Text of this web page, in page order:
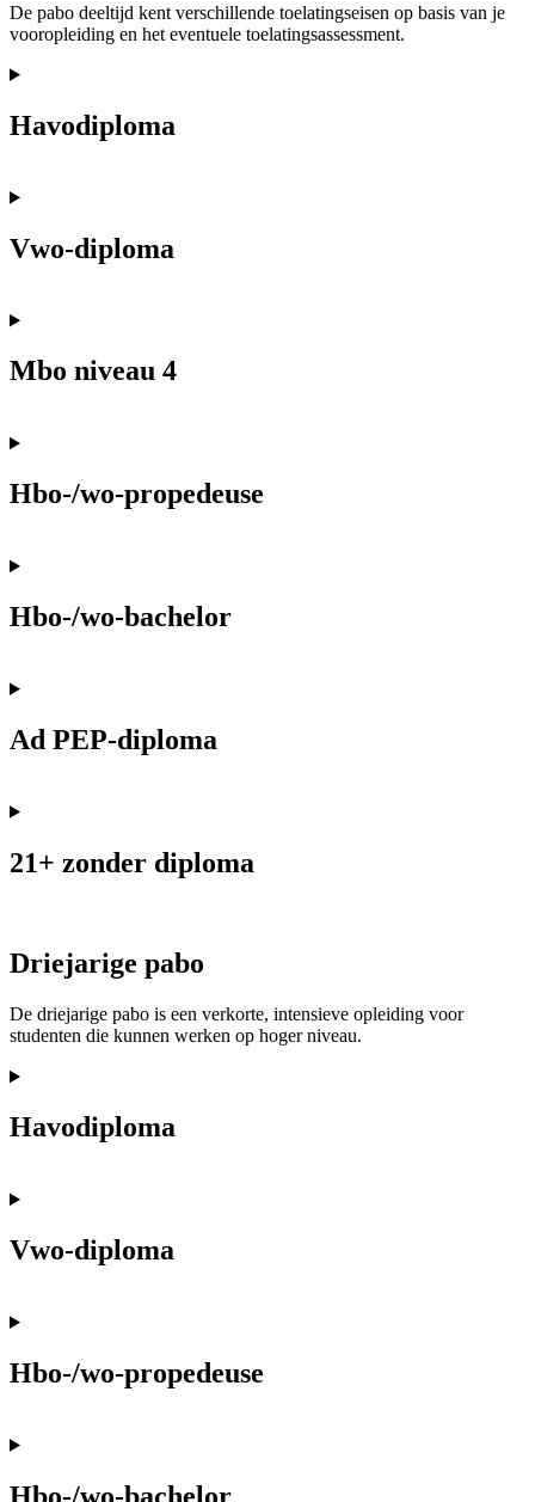
De pabo deeltijd kent verschillende toelatingseisen op basis van je
vooropleiding en het eventuele toelatingsassessment.
Havodiploma
Vwo-diploma
Mbo niveau 4
Hbo-/wo-propedeuse
Hbo-/wo-bachelor
Ad PEP-diploma
21+ zonder diploma
Driejarige pabo
De driejarige pabo is een verkorte, intensieve opleiding voor
studenten die kunnen werken op hoger niveau.
Havodiploma
Vwo-diploma
Hbo-/wo-propedeuse
Hbo-/wo-bachelor